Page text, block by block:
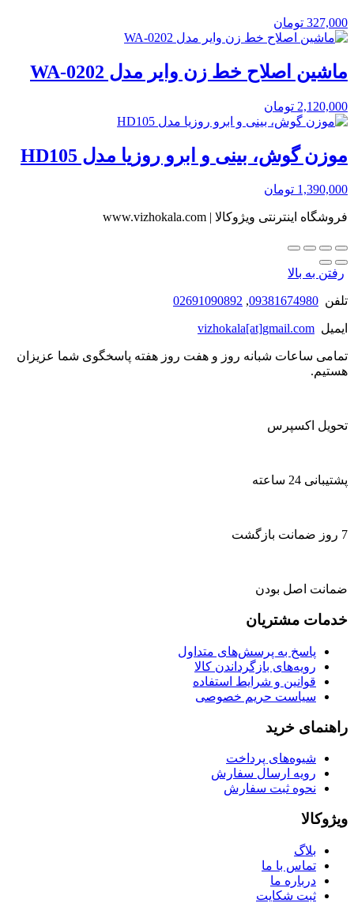
327,000 تومان
ماشین اصلاح خط زن وایر مدل WA-0202
2,120,000 تومان
موزن گوش، بینی و ابرو روزیا مدل HD105
1,390,000 تومان
فروشگاه اینترنتی ویژوکالا | www.vizhokala.com
رفتن به بالا
تلفن 09381674980
,
02691090892
ایمیل vizhokala[at]gmail.com
تمامی ساعات شبانه روز و هفت روز هفته پاسخگوی شما عزیزان
هستیم.
تحویل اکسپرس
پشتیبانی 24 ساعته
7 روز ضمانت بازگشت
ضمانت اصل بودن
خدمات مشتریان
پاسخ به پرسش‌های متداول
رویه‌های بازگرداندن کالا
قوانین و شرایط استفاده
سیاست حریم خصوصی
راهنمای خرید
شیوه‌های پرداخت
رویه ارسال سفارش
نحوه ثبت سفارش
ویژوکالا
بلاگ
تماس با ما
درباره ما
ثبت شکایت